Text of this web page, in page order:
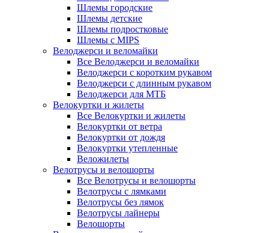
Шлемы городские
Шлемы детские
Шлемы подростковые
Шлемы с MIPS
Велоджерси и веломайки
Все Велоджерси и веломайки
Велоджерси с коротким рукавом
Велоджерси с длинным рукавом
Велоджерси для МТБ
Велокуртки и жилеты
Все Велокуртки и жилеты
Велокуртки от ветра
Велокуртки от дождя
Велокуртки утепленные
Веложилеты
Велотрусы и велошорты
Все Велотрусы и велошорты
Велотрусы с лямками
Велотрусы без лямок
Велотрусы лайнеры
Велошорты